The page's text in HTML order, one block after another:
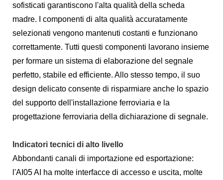
sofisticati garantiscono l'alta qualità della scheda
madre. I componenti di alta qualità accuratamente
selezionati vengono mantenuti costanti e funzionano
correttamente. Tutti questi componenti lavorano insieme
per formare un sistema di elaborazione del segnale
perfetto, stabile ed efficiente. Allo stesso tempo, il suo
design delicato consente di risparmiare anche lo spazio
del supporto dell'installazione ferroviaria e la
progettazione ferroviaria della dichiarazione di segnale.
Indicatori tecnici di alto livello
Abbondanti canali di importazione ed esportazione:
l'AI05 AI ha molte interfacce di accesso e uscita, molte